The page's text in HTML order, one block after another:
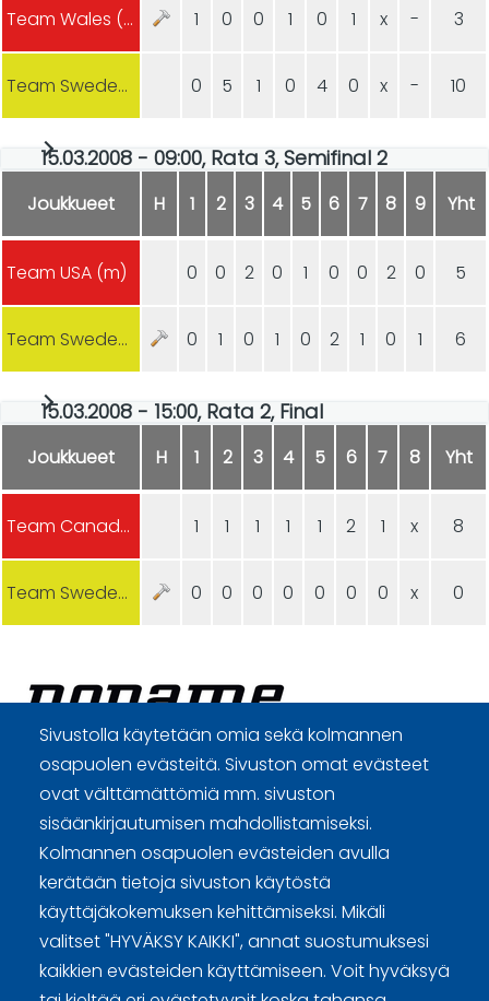
Team Wales (m) 1 0 0 1 0 1 x - 3
Team Sweden (m) 0 5 1 0 4 0 x - 10
15.03.2008 - 09:00, Rata 3, Semifinal 2
Joukkueet H 1 2 3 4 5 6 7 8 9 Yht
Team USA (m) 0 0 2 0 1 0 0 2 0 5
Team Sweden (m) 0 1 0 1 0 2 1 0 1 6
15.03.2008 - 15:00, Rata 2, Final
Joukkueet H 1 2 3 4 5 6 7 8 Yht
Team Canada (m) 1 1 1 1 1 2 1 x 8
Team Sweden (m) 0 0 0 0 0 0 0 x 0
Sivustolla käytetään omia sekä kolmannen
osapuolen evästeitä. Sivuston omat evästeet
ovat välttämättömiä mm. sivuston
sisäänkirjautumisen mahdollistamiseksi.
Kolmannen osapuolen evästeiden avulla
kerätään tietoja sivuston käytöstä
käyttäjäkokemuksen kehittämiseksi. Mikäli
valitset "HYVÄKSY KAIKKI", annat suostumuksesi
kaikkien evästeiden käyttämiseen. Voit hyväksyä
Curling Finland
Curling.fi
Curling Finland